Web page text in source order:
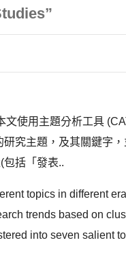
使用主題分析工具
究主題，及其關鍵字
括「發表..
topics in different
trends based on
into seven salient